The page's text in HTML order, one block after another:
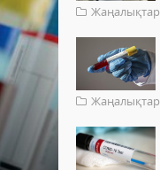
Жаңалықтар
Жаңалықтар